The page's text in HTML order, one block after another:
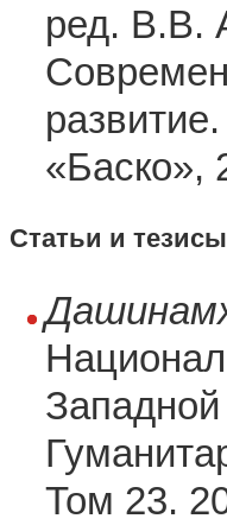
ред. В.В.
«Баско»,
Статьи и тезисы
Том 23.